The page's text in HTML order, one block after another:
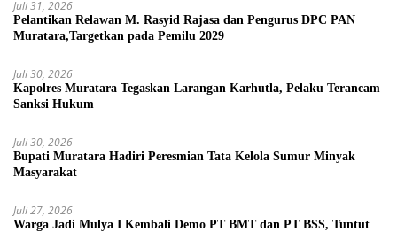
Juli 31, 2026
Pelantikan Relawan M. Rasyid Rajasa dan Pengurus DPC PAN
Muratara,Targetkan pada Pemilu 2029
Juli 30, 2026
Kapolres Muratara Tegaskan Larangan Karhutla, Pelaku Terancam
Sanksi Hukum
Juli 30, 2026
Bupati Muratara Hadiri Peresmian Tata Kelola Sumur Minyak
Masyarakat
Juli 27, 2026
Warga Jadi Mulya I Kembali Demo PT BMT dan PT BSS, Tuntut